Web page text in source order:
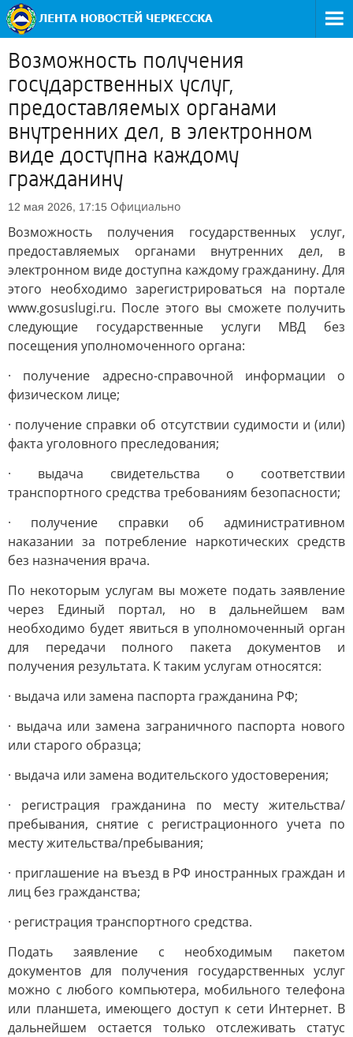
Возможность получения
государственных услуг,
предоставляемых органами
внутренних дел, в электронном
виде доступна каждому
гражданину
12 мая 2026, 17:15 Официально
Возможность получения государственных услуг,
предоставляемых органами внутренних дел, в
электронном виде доступна каждому гражданину. Для
этого необходимо зарегистрироваться на портале
www.gosuslugi.ru. После этого вы сможете получить
следующие государственные услуги МВД без
посещения уполномоченного органа:
· получение адресно-справочной информации о
физическом лице;
· получение справки об отсутствии судимости и (или)
факта уголовного преследования;
· выдача свидетельства о соответствии
транспортного средства требованиям безопасности;
· получение справки об административном
наказании за потребление наркотических средств
без назначения врача.
По некоторым услугам вы можете подать заявление
через Единый портал, но в дальнейшем вам
необходимо будет явиться в уполномоченный орган
для передачи полного пакета документов и
получения результата. К таким услугам относятся:
· выдача или замена паспорта гражданина РФ;
· выдача или замена заграничного паспорта нового
или старого образца;
· выдача или замена водительского удостоверения;
· регистрация гражданина по месту жительства/
пребывания, снятие с регистрационного учета по
месту жительства/пребывания;
· приглашение на въезд в РФ иностранных граждан и
лиц без гражданства;
· регистрация транспортного средства.
Подать заявление с необходимым пакетом
документов для получения государственных услуг
можно с любого компьютера, мобильного телефона
или планшета, имеющего доступ к сети Интернет. В
дальнейшем остается только отслеживать статус